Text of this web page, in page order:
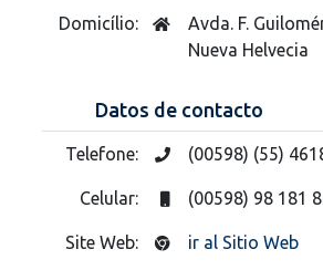
Domicílio:
Avda. F.
Nueva Helvecia
Datos de contacto
Telefone: (00598) (55)
Celular: (00598) 98 181
Site Web: ir al Sitio Web